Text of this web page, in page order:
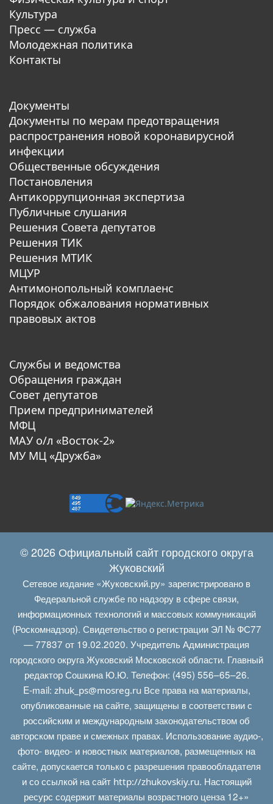
Культура
Пресс — служба
Молодежная политика
Контакты
Документы
Документы по мерам предотвращения
распространения новой коронавирусной
инфекции
Общественные обсуждения
Постановления
Антикоррупционная экспертиза
Публичные слушания
Решения Совета депутатов
Решения ТИК
Решения МТИК
МЦУР
Антимонопольный комплаенс
Порядок обжалования нормативных
правовых актов
Службы и ведомства
Обращения граждан
Совет депутатов
Прием предпринимателей
МФЦ
МАУ о/л «Восток-2»
МУ МЦ «Дружба»
© 2026 Официальный сайт городского округа
Жуковский
Сетевое издание «Жуковский.ру» зарегистрировано в
Федеральной службе по надзору в сфере связи,
информационных технологий и массовых коммуникаций
(Роскомнадзор). Свидетельство о регистрации ЭЛ № ФС77
— 77837 от 19.02.2020. Учредитель Администрация
городского округа Жуковский Московской области. Главный
редактор Сошкина Ю.Ю. Телефон: (495) 556–65–26.
E‑mail: zhuk_ps@mosreg.ruВсе права на материалы,
опубликованные на сайте, защищены в соответствии с
российским и международным законодательством об
авторском праве и смежных правах. Использование аудио-,
фото- видео- и новостных материалов, размещенных на
сайте, допускается только с разрешения правообладателя
и со ссылкой на сайт http://zhukovskiy.ru. Настоящий
ресурс содержит материалы возрастного ценза 12+»